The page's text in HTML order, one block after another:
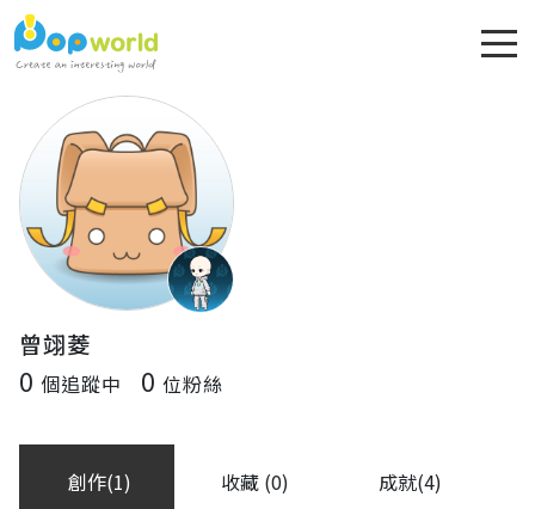
曾翊菱
0 個追蹤中 0 位粉絲
創作(1) 收藏 (0) 成就(4)